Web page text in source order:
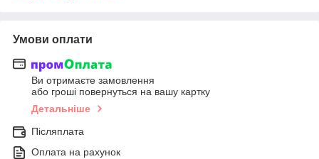
Умови оплати
Ви отримаєте замовлення
або гроші повернуться на вашу картку
Детальніше
Післяплата
Оплата на рахунок